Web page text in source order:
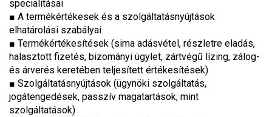
specialitásai
■ A termékértékesek és a szolgáltatásnyújtások
elhatárolási szabályai
■ Termékértékesítések (sima adásvétel, részletre eladás,
halasztott fizetés, bizományi ügylet, zártvégű lízing, zálog-
és árverés keretében teljesített értékesítések)
■ Szolgáltatásnyújtások (ügynöki szolgáltatás,
jogátengedések, passzív magatartások, mint
szolgáltatások)